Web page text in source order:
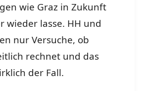
wie Graz in Zukunft
wieder lasse. HH und
nur Versuche, ob
rechnet und das
der Fall.